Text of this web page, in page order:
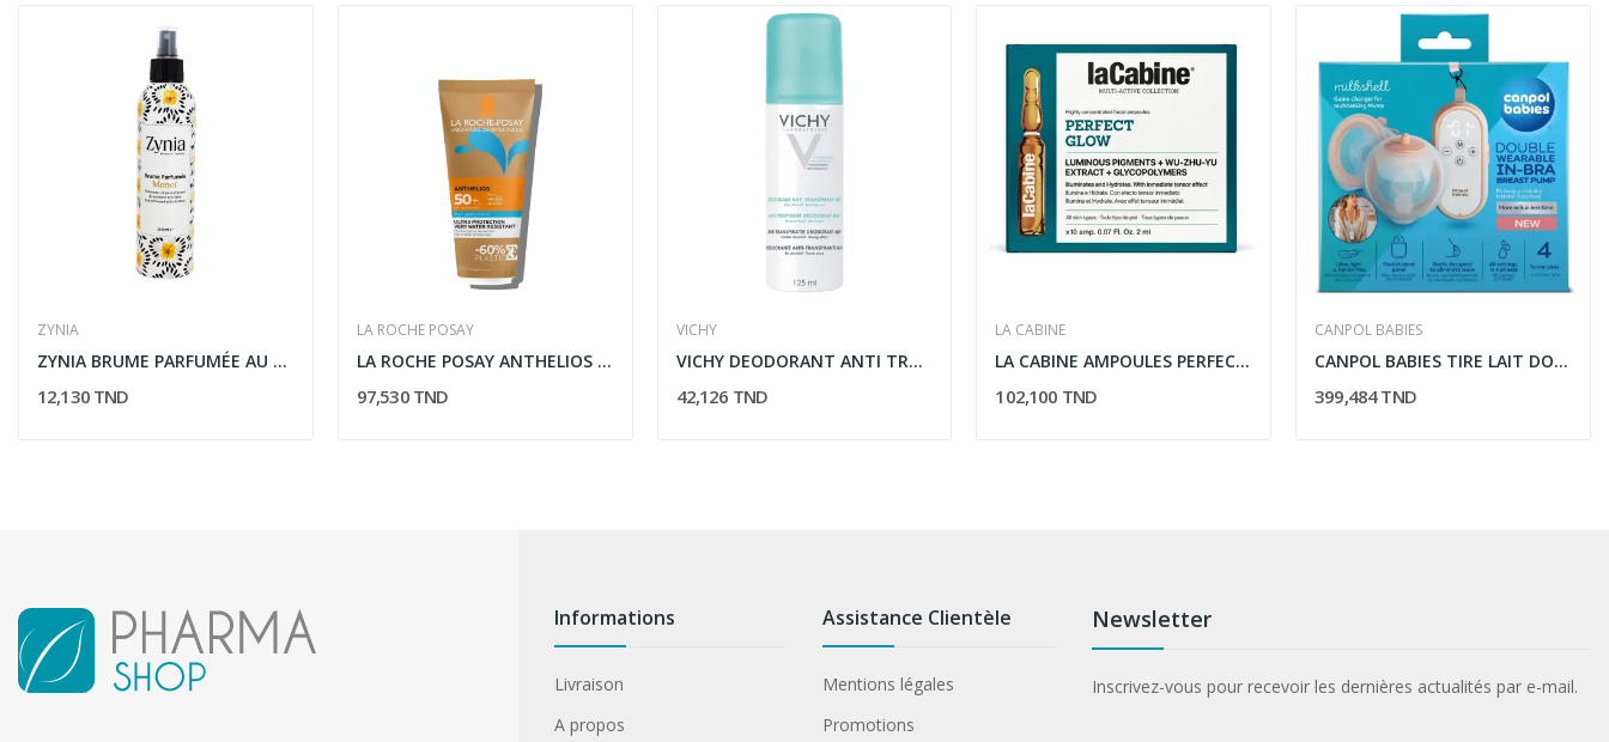
ZYNIA
ZYNIA BRUME PARFUMÉE AU MONOI 250ML
12,130 TND
LA ROCHE POSAY
LA ROCHE POSAY ANTHELIOS SPF50+ LOTION PEAU...
97,530 TND
VICHY
VICHY DEODORANT ANTI TRANSPIRANT 48H AEROSOL 125ML
42,126 TND
LA CABINE
LA CABINE AMPOULES PERFECT GLOW 10X2ML
102,100 TND
CANPOL BABIES
CANPOL BABIES TIRE LAIT DOUBLE MOBILE
399,484 TND
Informations
Livraison
A propos
Assistance Clientèle
Mentions légales
Promotions
Newsletter
Inscrivez-vous pour recevoir les dernières actualités par e-mail.